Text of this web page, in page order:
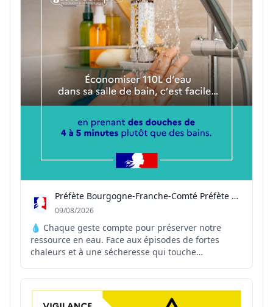
Préfète Bourgogne-Franche-Comté Préfète Côte-d'Or
09/08/2026
💧 Chaque geste compte pour préserver notre
ressource en eau. Face aux épisodes de fortes
chaleurs et à une sécheresse qui touche
est l'affaire de tous. Des gestes simples, au
quotidien, permettent de réduire notre
consommation sans renoncer à not...